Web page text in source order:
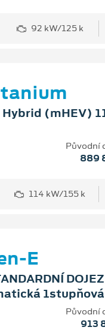
92 kW/125 k
(mHEV)
Původní
889
114 kW/155 k
E
1stupňová
Původní
913